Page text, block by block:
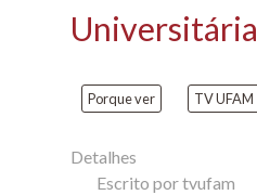
Universitária
Porque ver TV UFAM
Detalhes
Escrito portvufam